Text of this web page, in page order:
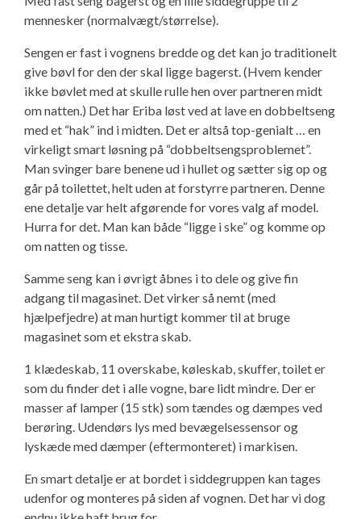
mennesker (normalvægt/størrelse).
Sengen er fast i vognens bredde og det kan jo traditionelt
give bøvl for den der skal ligge bagerst. (Hvem kender
ikke bøvlet med at skulle rulle hen over partneren midt
om natten.) Det har Eriba løst ved at lave en dobbeltseng
med et “hak” ind i midten. Det er altså top-genialt … en
virkeligt smart løsning på “dobbeltsengsproblemet”.
Man svinger bare benene ud i hullet og sætter sig op og
går på toilettet, helt uden at forstyrre partneren. Denne
ene detalje var helt afgørende for vores valg af model.
Hurra for det. Man kan både “ligge i ske” og komme op
om natten og tisse.
Samme seng kan i øvrigt åbnes i to dele og give fin
adgang til magasinet. Det virker så nemt (med
hjælpefjedre) at man hurtigt kommer til at bruge
magasinet som et ekstra skab.
1 klædeskab, 11 overskabe, køleskab, skuffer, toilet er
som du finder det i alle vogne, bare lidt mindre. Der er
masser af lamper (15 stk) som tændes og dæmpes ved
berøring. Udendørs lys med bevægelsessensor og
lyskæde med dæmper (eftermonteret) i markisen.
En smart detalje er at bordet i siddegruppen kan tages
udenfor og monteres på siden af vognen. Det har vi dog